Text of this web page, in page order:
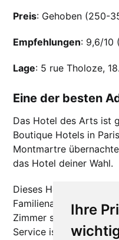
Ihre
Preis: Gehoben (250-
Empfehlungen: 9,6/10
Lage: 5 rue Tholoze,
Eine der besten
Das Hotel des Arts ist
Boutique Hotels in
Montmartre
das Hotel deiner Wahl.
Dieses Hotel ist vor
Familienangelegenheit,
Zimmer sind
Service ist